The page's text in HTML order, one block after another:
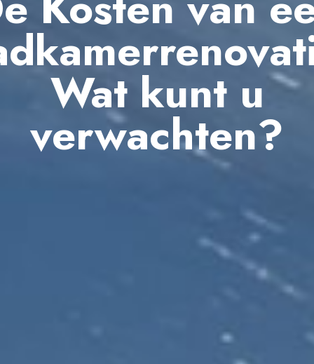
Wat kunt u
verwachten?